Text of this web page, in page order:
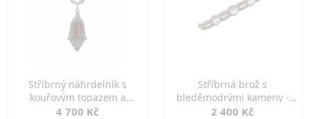
Stříbrný náhrdelník s
kouřovým topazem a
markazity
4 700 Kč
Stříbrná brož s
bleděmodrými kameny -
jemná elegance
2 400 Kč